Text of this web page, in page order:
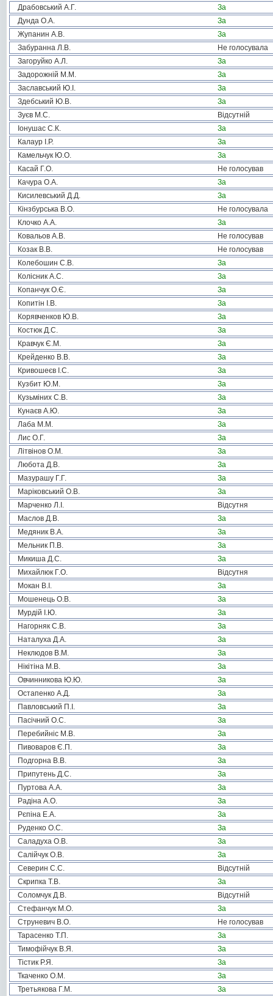
Драбовський А.Г.
За
Дунда О.А.
За
Жупанин А.В.
За
Забуранна Л.В.
Не голосувала
Загоруйко А.Л.
За
Задорожній М.М.
За
Заславський Ю.І.
За
Здебський Ю.В.
За
Зуєв М.С.
Відсутній
Іонушас С.К.
За
Калаур І.Р.
За
Камельчук Ю.О.
За
Касай Г.О.
Не голосував
Качура О.А.
За
Кисилевський Д.Д.
За
Кінзбурська В.О.
Не голосувала
Клочко А.А.
За
Ковальов А.В.
Не голосував
Козак В.В.
Не голосував
Колебошин С.В.
За
Колісник А.С.
За
Копанчук О.Є.
За
Копитін І.В.
За
Корявченков Ю.В.
За
Костюк Д.С.
За
Кравчук Є.М.
За
Крейденко В.В.
За
Кривошеєв І.С.
За
Кузбит Ю.М.
За
Кузьміних С.В.
За
Кунаєв А.Ю.
За
Лаба М.М.
За
Лис О.Г.
За
Літвінов О.М.
За
Любота Д.В.
За
Мазурашу Г.Г.
За
Маріковський О.В.
За
Марченко Л.І.
Відсутня
Маслов Д.В.
За
Медяник В.А.
За
Мельник П.В.
За
Микиша Д.С.
За
Михайлюк Г.О.
Відсутня
Мокан В.І.
За
Мошенець О.В.
За
Мурдій І.Ю.
За
Нагорняк С.В.
За
Наталуха Д.А.
За
Неклюдов В.М.
За
Нікітіна М.В.
За
Овчинникова Ю.Ю.
За
Остапенко А.Д.
За
Павловський П.І.
За
Пасічний О.С.
За
Перебийніс М.В.
За
Пивоваров Є.П.
За
Подгорна В.В.
За
Припутень Д.С.
За
Пуртова А.А.
За
Радіна А.О.
За
Рєпіна Е.А.
За
Руденко О.С.
За
Саладуха О.В.
За
Салійчук О.В.
За
Северин С.С.
Відсутній
Скрипка Т.В.
За
Соломчук Д.В.
Відсутній
Стефанчук М.О.
За
Струневич В.О.
Не голосував
Тарасенко Т.П.
За
Тимофійчук В.Я.
За
Тістик Р.Я.
За
Ткаченко О.М.
За
Третьякова Г.М.
За